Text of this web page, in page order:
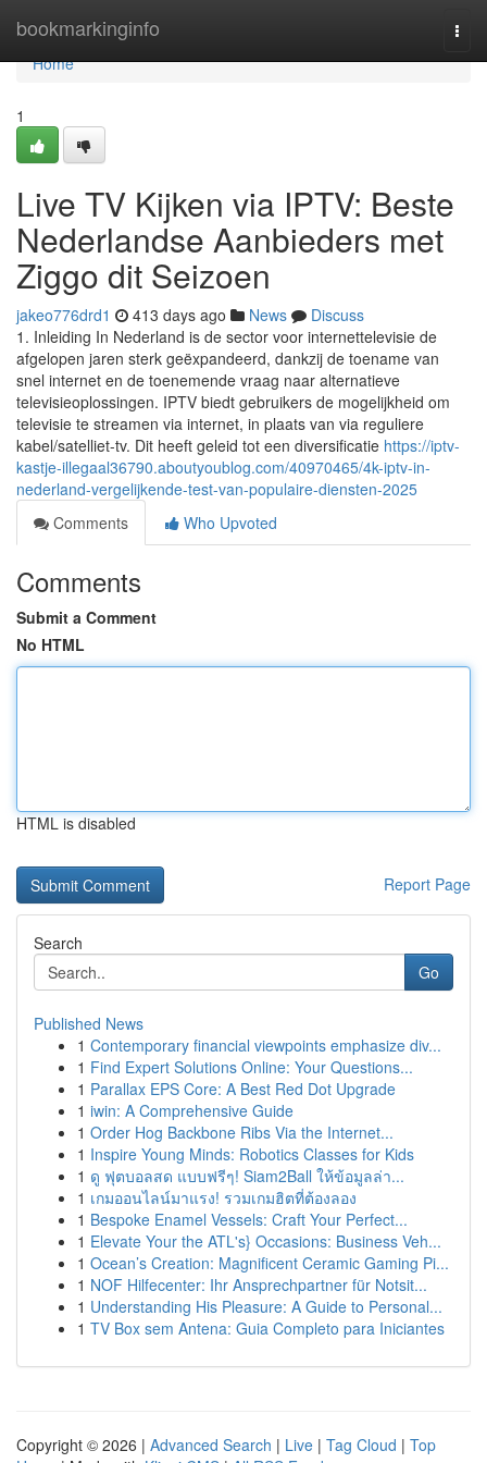
bookmarkinginfo
Home
Home
1
Live TV Kijken via IPTV: Beste
Nederlandse Aanbieders met
Ziggo dit Seizoen
jakeo776drd1 413 days ago News
Discuss
1. Inleiding In Nederland is de sector voor internettelevisie de
afgelopen jaren sterk geëxpandeerd, dankzij de toename van
snel internet en de toenemende vraag naar alternatieve
televisieoplossingen. IPTV biedt gebruikers de mogelijkheid om
televisie te streamen via internet, in plaats van via reguliere
kabel/satelliet-tv. Dit heeft geleid tot een diversificatie https://iptv-
kastje-illegaal36790.aboutyoublog.com/40970465/4k-iptv-in-
nederland-vergelijkende-test-van-populaire-diensten-2025
Comments
Who Upvoted
Comments
Submit a Comment
No HTML
HTML is disabled
Report Page
Search
Go
Published News
1 Contemporary financial viewpoints emphasize div...
1 Find Expert Solutions Online: Your Questions...
1 Parallax EPS Core: A Best Red Dot Upgrade
1 iwin: A Comprehensive Guide
1 Order Hog Backbone Ribs Via the Internet...
1 Inspire Young Minds: Robotics Classes for Kids
1 ดู ฟุตบอลสด แบบฟรีๆ! Siam2Ball ให้ข้อมูลล่า...
1 เกมออนไลน์มาแรง! รวมเกมฮิตที่ต้องลอง
1 Bespoke Enamel Vessels: Craft Your Perfect...
1 Elevate Your the ATL's} Occasions: Business Veh...
1 Ocean’s Creation: Magnificent Ceramic Gaming Pi...
1 NOF Hilfecenter: Ihr Ansprechpartner für Notsit...
1 Understanding His Pleasure: A Guide to Personal...
1 TV Box sem Antena: Guia Completo para Iniciantes
Copyright © 2026 | Advanced Search | Live | Tag Cloud | Top